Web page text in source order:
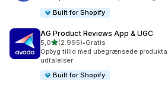
Built for Shopify
AG Product Reviews App & UGC
5,0ud af 5 stjerner
(2.995)
2995 anmeldelser i alt
•Gratis
Opbyg tillid med ubegrænsede
udtalelser
Built for Shopify